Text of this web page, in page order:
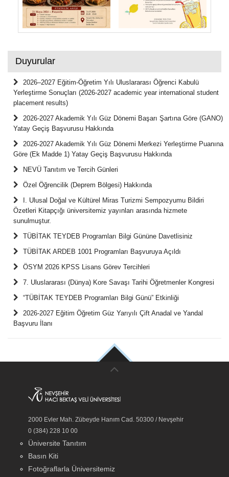
Duyurular
2026–2027 Eğitim-Öğretim Yılı Uluslararası Öğrenci Kabulü
Yerleştirme Sonuçları (2026-2027 academic year international student
placement results)
2026-2027 Akademik Yılı Güz Dönemi Başarı Şartına Göre (GANO)
Yatay Geçiş Başvurusu Hakkında
2026-2027 Akademik Yılı Güz Dönemi Merkezi Yerleştirme Puanına
Göre (Ek Madde 1) Yatay Geçiş Başvurusu Hakkında
NEVÜ Tanıtım ve Tercih Günleri
Özel Öğrencilik (Deprem Bölgesi) Hakkında
I. Ulusal Doğal ve Kültürel Miras Turizmi Sempozyumu Bildiri
Özetleri Kitapçığı üniversitemiz yayınları arasında hizmete
sunulmuştur.
TÜBİTAK TEYDEB Programları Bilgi Gününe Davetlisiniz
TÜBİTAK ARDEB 1001 Programları Başvuruya Açıldı
ÖSYM 2026 KPSS Lisans Görev Tercihleri
7. Uluslararası (Dünya) Kore Savaşı Tarihi Öğretmenler Kongresi
“TÜBİTAK TEYDEB Programları Bilgi Günü” Etkinliği
2026-2027 Eğitim Öğretim Güz Yarıyılı Çift Anadal ve Yandal
Başvuru İlanı
2000 Evler Mah. Zübeyde Hanım Cad. 50300 / Nevşehir
0 (384) 228 10 00
Üniversite Tanıtım
Basın Kiti
Fotoğraflarla Üniversitemiz